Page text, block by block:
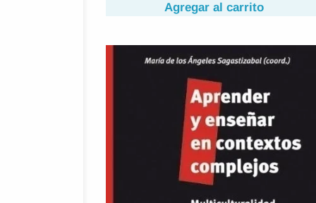
Agregar al carrito